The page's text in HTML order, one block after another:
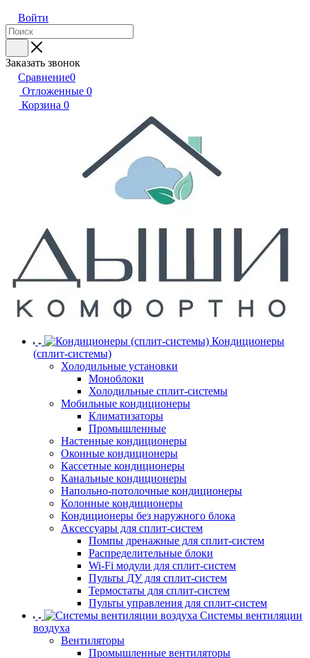
Войти
Заказать звонок
Сравнение0
Отложенные 0
Корзина 0
Кондиционеры
(сплит-системы)
Холодильные установки
Моноблоки
Холодильные сплит-системы
Мобильные кондиционеры
Климатизаторы
Промышленные
Настенные кондиционеры
Оконные кондиционеры
Кассетные кондиционеры
Канальные кондиционеры
Напольно-потолочные кондиционеры
Колонные кондиционеры
Кондиционеры без наружного блока
Аксессуары для сплит-систем
Помпы дренажные для сплит-систем
Распределительные блоки
Wi-Fi модули для сплит-систем
Пульты ДУ для сплит-систем
Термостаты для сплит-систем
Пульты управления для сплит-систем
Системы вентиляции
воздуха
Вентиляторы
Промышленные вентиляторы